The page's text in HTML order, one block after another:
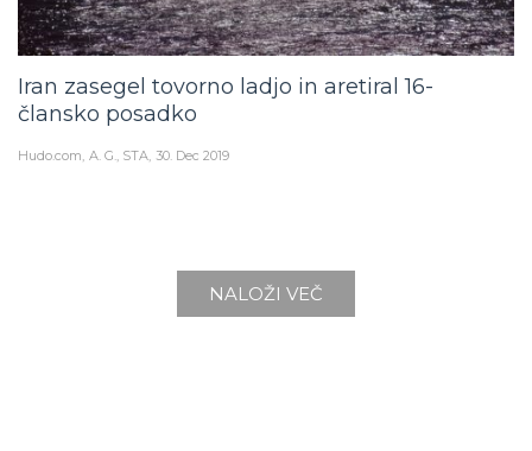
Iran zasegel tovorno ladjo in aretiral 16-
člansko posadko
Hudo.com A. G., STA 30. Dec 2019
NALOŽI VEČ